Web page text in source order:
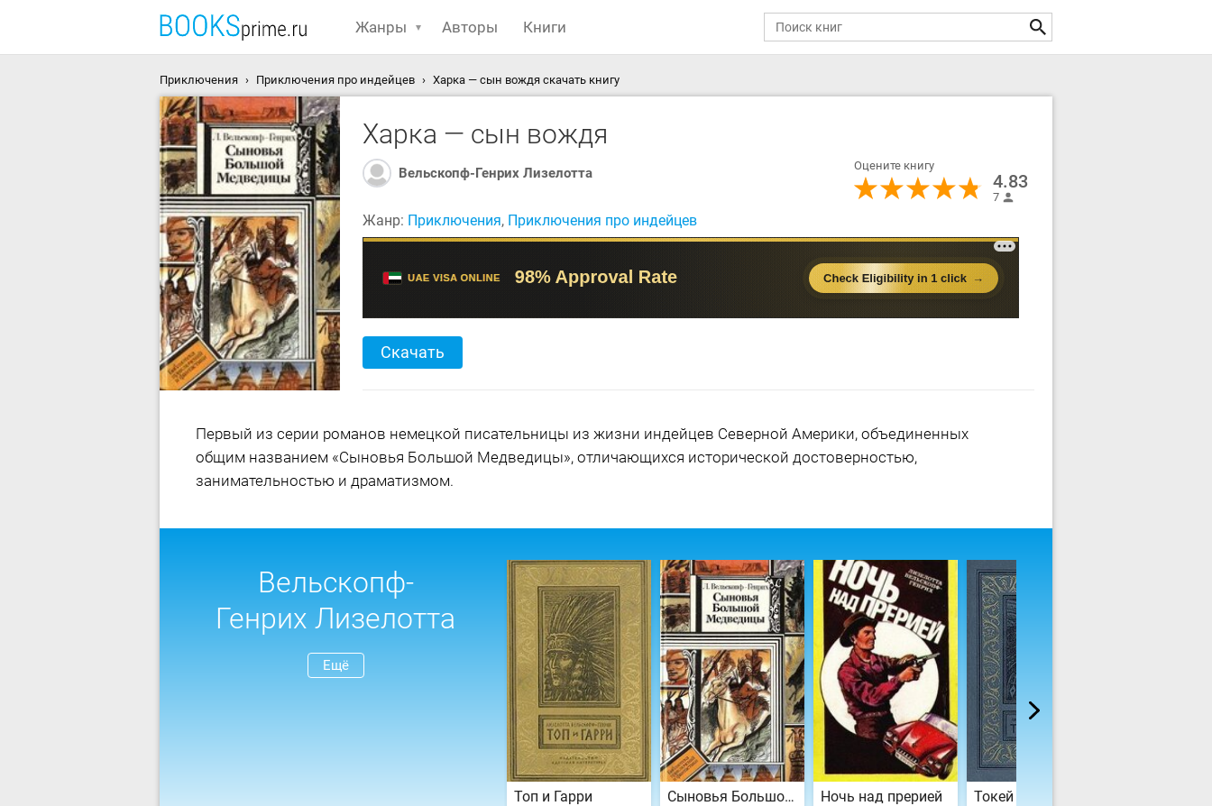
Жанры Авторы Книги
Приключения Приключения про индейцев Харка — сын вождя скачать книгу
Харка — сын вождя
Вельскопф-Генрих Лизелотта Оцените книгу
4.83
7
Жанр: Приключения, Приключения про индейцев
Скачать
Первый из серии романов немецкой писательницы из жизни индейцев Северной Америки, объединенных
общим названием «Сыновья Большой Медведицы», отличающихся исторической достоверностью,
занимательностью и драматизмом.
Вельскопф-
Генрих Лизелотта
Ещё
Топ и Гарри Сыновья Большой Медведицы. Книга 1 Ночь над прерией Токей Ито